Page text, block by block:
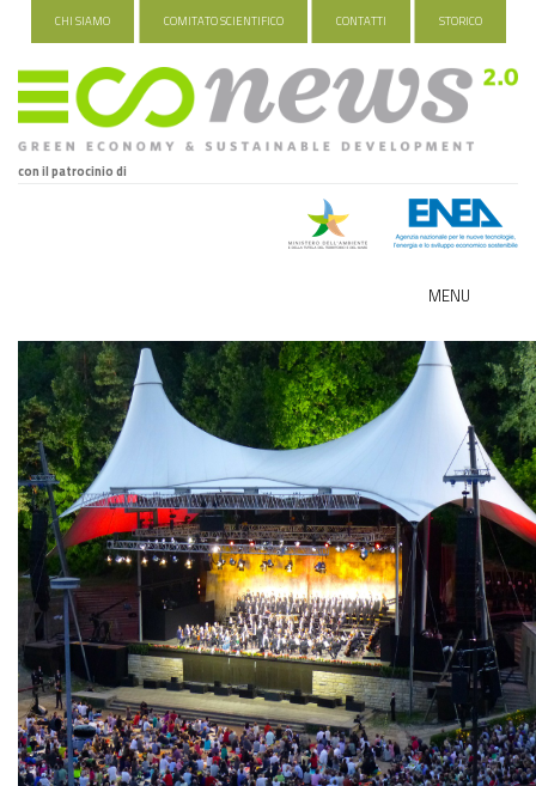
CHI SIAMO COMITATO SCIENTIFICO CONTATTI STORICO
con il patrocinio di
MENU
ECO-NOMY
INDUSTRIA VERDE
FOOD&TRAVEL
HEALTH&WELLNESS
GREEN TECH
GLOCAL
ECO-EVENTI
ECOINCENTRIAMOCI